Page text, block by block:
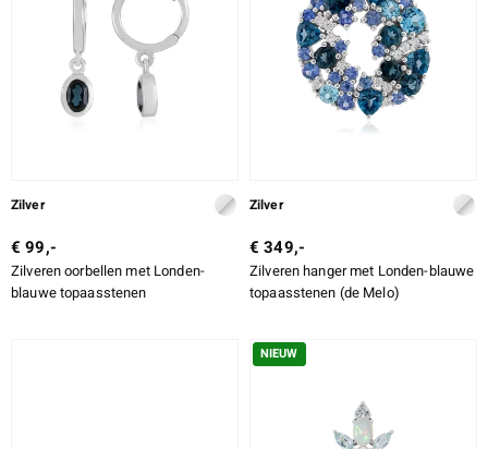
Zilver
€ 99,-
Zilveren oorbellen met Londen-
blauwe topaasstenen
Zilver
€ 349,-
Zilveren hanger met Londen-blauwe
topaasstenen (de Melo)
NIEUW